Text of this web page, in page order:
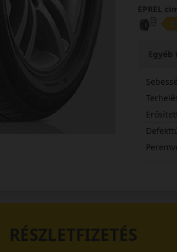
EPREL
RÉSZLETFIZETÉS